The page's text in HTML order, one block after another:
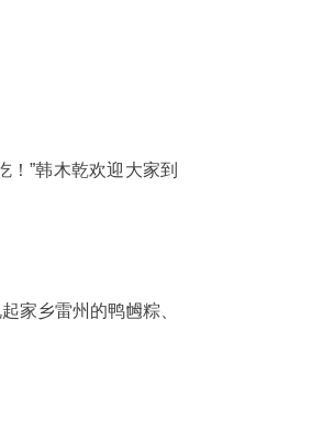
”韩木乾欢迎大家到
家乡雷州的鸭乸粽、